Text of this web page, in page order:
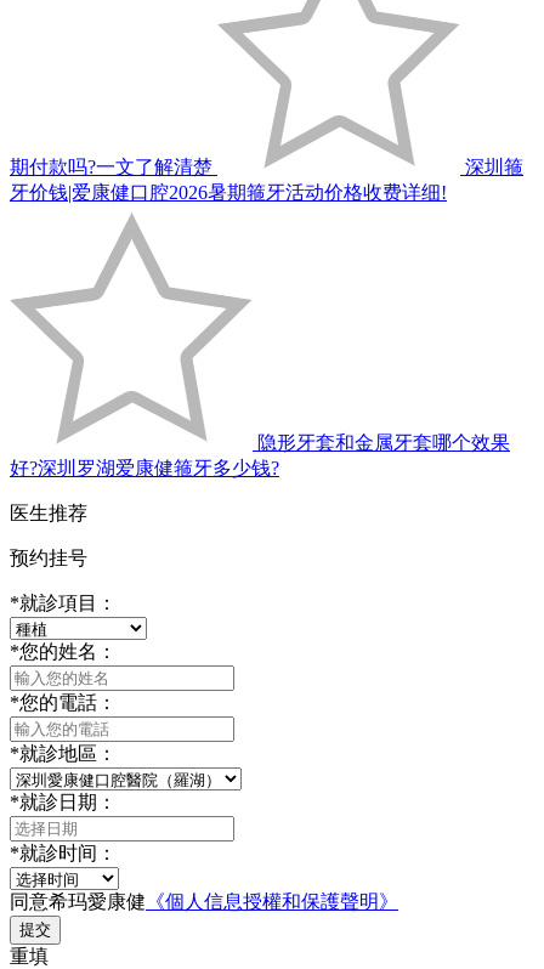
期付款吗?一文了解清楚
深圳箍
牙价钱|爱康健口腔2026暑期箍牙活动价格收费详细!
隐形牙套和金属牙套哪个效果
好?深圳罗湖爱康健箍牙多少钱?
医生推荐
预约挂号
*就診項目：
*您的姓名：
*您的電話：
*就診地區：
*就診日期：
*就診时间：
同意希玛愛康健 《個人信息授權和保護聲明》
提交
重填